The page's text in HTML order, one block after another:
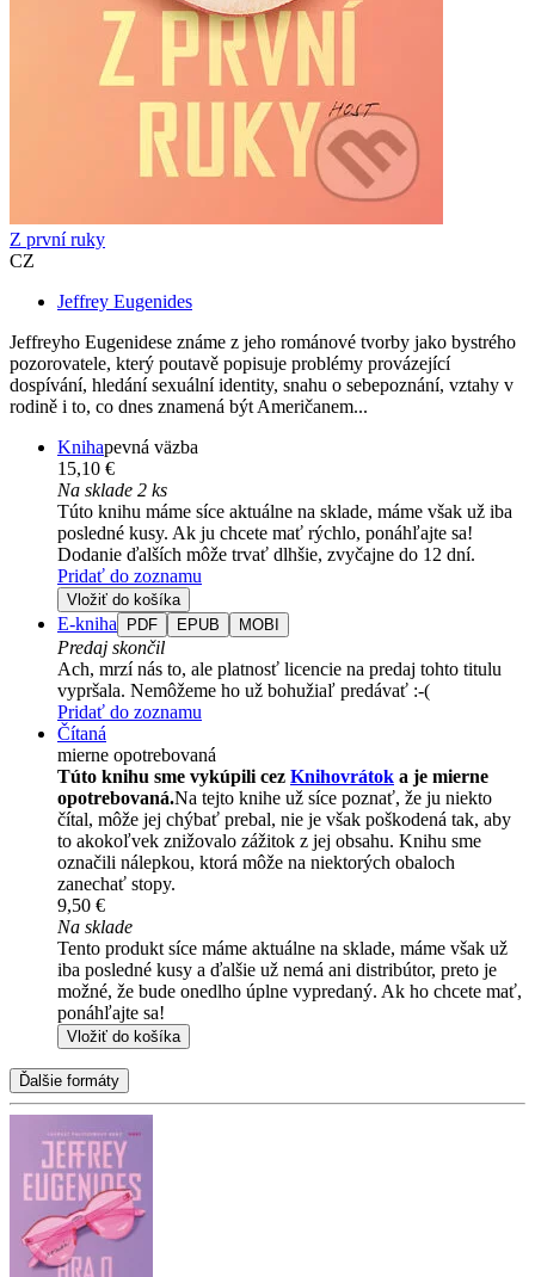
Z první ruky
CZ
Jeffrey Eugenides
Jeffreyho Eugenidese známe z jeho románové tvorby jako bystrého
pozorovatele, který poutavě popisuje problémy provázející
dospívání, hledání sexuální identity, snahu o sebepoznání, vztahy v
rodině i to, co dnes znamená být Američanem...
Knihapevná väzba
15,10 €
Na sklade 2 ks
Túto knihu máme síce aktuálne na sklade, máme však už iba
posledné kusy. Ak ju chcete mať rýchlo, ponáhľajte sa!
Dodanie ďalších môže trvať dlhšie, zvyčajne do 12 dní.
Pridať do zoznamu
Vložiť do košíka
E-kniha PDF EPUB MOBI
Predaj skončil
Ach, mrzí nás to, ale platnosť licencie na predaj tohto titulu
vypršala. Nemôžeme ho už bohužiaľ predávať :-(
Pridať do zoznamu
Čítaná
mierne opotrebovaná
Túto knihu sme vykúpili cez Knihovrátok a je mierne
opotrebovaná.Na tejto knihe už síce poznať, že ju niekto
čítal, môže jej chýbať prebal, nie je však poškodená tak, aby
to akokoľvek znižovalo zážitok z jej obsahu. Knihu sme
označili nálepkou, ktorá môže na niektorých obaloch
zanechať stopy.
9,50 €
Na sklade
Tento produkt síce máme aktuálne na sklade, máme však už
iba posledné kusy a ďalšie už nemá ani distribútor, preto je
možné, že bude onedlho úplne vypredaný. Ak ho chcete mať,
ponáhľajte sa!
Vložiť do košíka
Ďalšie formáty